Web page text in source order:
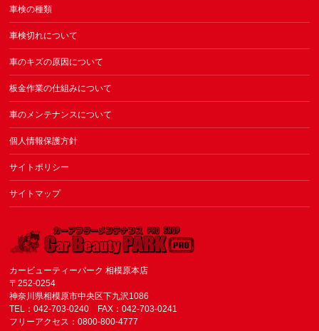
車検の種類
車検切れについて
車のキズの原因について
板金作業の仕組みについて
車のメンテナンスについて
個人情報保護方針
サイトポリシー
サイトマップ
カービューティーパーク 相模原本店
〒252-0254
神奈川県相模原市中央区下九沢1086
TEL：042-703-0240 FAX：042-703-0241
フリーアクセス：0800-800-4777